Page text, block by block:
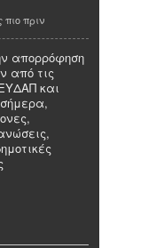
πιο πριν
απορρόφηση
από τις
και